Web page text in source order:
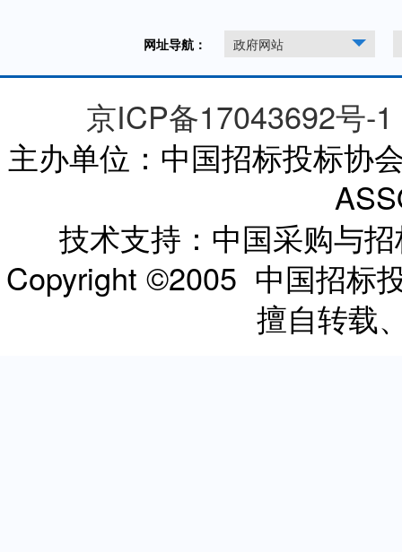
网址导航： 政府网站
京ICP备17043692号-1
主办单位：中国招标投标协
技术支持：中国采购与
Copyright ©2005 中国招标
擅自转载